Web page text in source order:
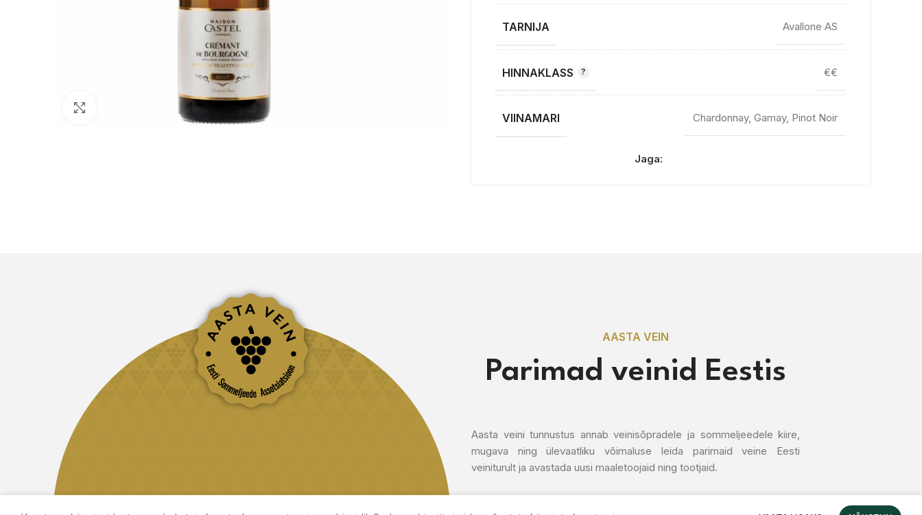
TARNIJA Avallone AS
HINNAKLASS €€
VIINAMARI Chardonnay, Gamay, Pinot Noir
Jaga:
AASTA VEIN
Parimad veinid Eestis
Aasta veini tunnustus annab veinisõpradele ja sommeljeedele kiire,
mugava ning ülevaatliku võimaluse leida parimaid veine Eesti
veiniturult ja avastada uusi maaletoojaid ning tootjaid.